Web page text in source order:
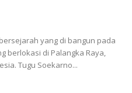
yang di bangun pada
berlokasi di Palangka Raya,
Tugu Soekarno...